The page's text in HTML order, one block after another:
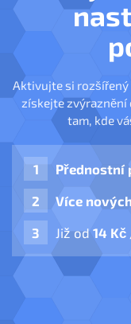
Aktivujte si rozšířený
získejte
tam, kde
Přednostní
Více
Již od14